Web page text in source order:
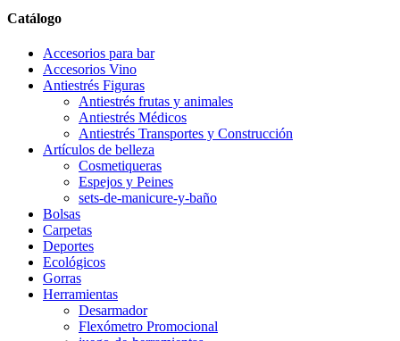
Catálogo
Accesorios para bar
Accesorios Vino
Antiestrés Figuras
Antiestrés frutas y animales
Antiestrés Médicos
Antiestrés Transportes y Construcción
Artículos de belleza
Cosmetiqueras
Espejos y Peines
sets-de-manicure-y-baño
Bolsas
Carpetas
Deportes
Ecológicos
Gorras
Herramientas
Desarmador
Flexómetro Promocional